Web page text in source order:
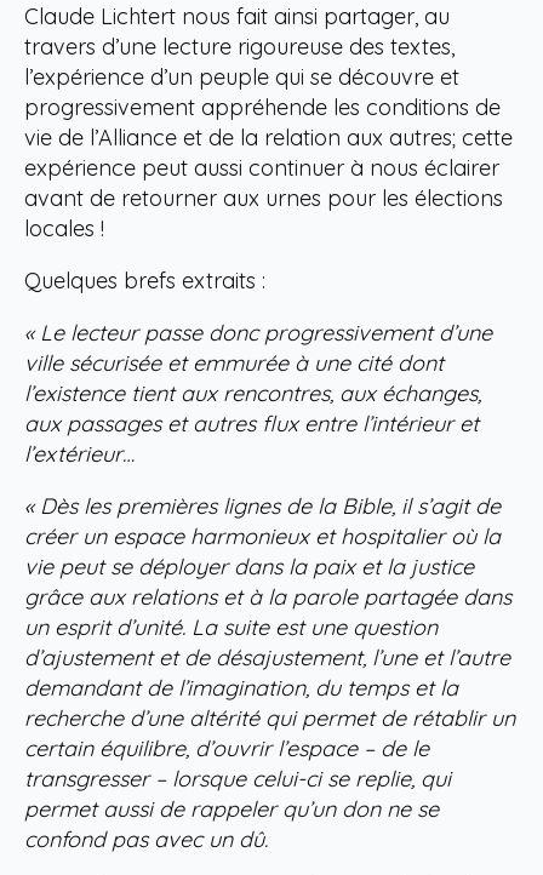
Claude Lichtert nous fait ainsi partager, au
travers d’une lecture rigoureuse des textes,
l’expérience d’un peuple qui se découvre et
progressivement appréhende les conditions de
vie de l’Alliance et de la relation aux autres; cette
expérience peut aussi continuer à nous éclairer
avant de retourner aux urnes pour les élections
locales !
Quelques brefs extraits :
« Le lecteur passe donc progressivement d’une
ville sécurisée et emmurée à une cité dont
l’existence tient aux rencontres, aux échanges,
aux passages et autres flux entre l’intérieur et
l’extérieur…
« Dès les premières lignes de la Bible, il s’agit de
créer un espace harmonieux et hospitalier où la
vie peut se déployer dans la paix et la justice
grâce aux relations et à la parole partagée dans
un esprit d’unité. La suite est une question
d’ajustement et de désajustement, l’une et l’autre
demandant de l’imagination, du temps et la
recherche d’une altérité qui permet de rétablir un
certain équilibre, d’ouvrir l’espace – de le
transgresser – lorsque celui-ci se replie, qui
permet aussi de rappeler qu’un don ne se
confond pas avec un dû.